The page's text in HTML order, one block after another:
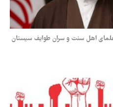
علمای اهل سنت و سران طوایف سیستان